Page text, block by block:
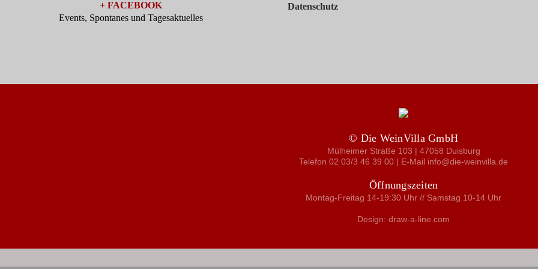
+ FACEBOOK
Events, Spontanes und Tagesaktuelles
Datenschutz
© Die WeinVilla GmbH
Mülheimer Straße 103 | 47058 Duisburg
Telefon 02 03/3 46 39 00 | E-Mail info@die-weinvilla.de
Öffnungszeiten
Montag-Freitag 14-19:30 Uhr // Samstag 10-14 Uhr
Design: draw-a-line.com